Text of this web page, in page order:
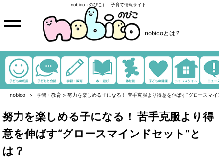
nobico（のびこ）｜子育て情報サイト
nobicoとは？
nobico 学習・教育 > 努力を楽しめる子になる！ 苦手克服より得意を伸ばす“グロースマイ
努力を楽しめる子になる！ 苦手克服より得
意を伸ばす“グロースマインドセット”と
は？